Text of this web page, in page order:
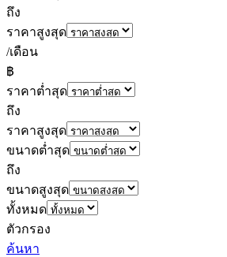
ถึง
ราคาสูงสุด
/เดือน
฿
ราคาต่ำสุด
ถึง
ราคาสูงสุด
ขนาดต่ำสุด
ถึง
ขนาดสูงสุด
ทั้งหมด
ตัวกรอง
ค้นหา